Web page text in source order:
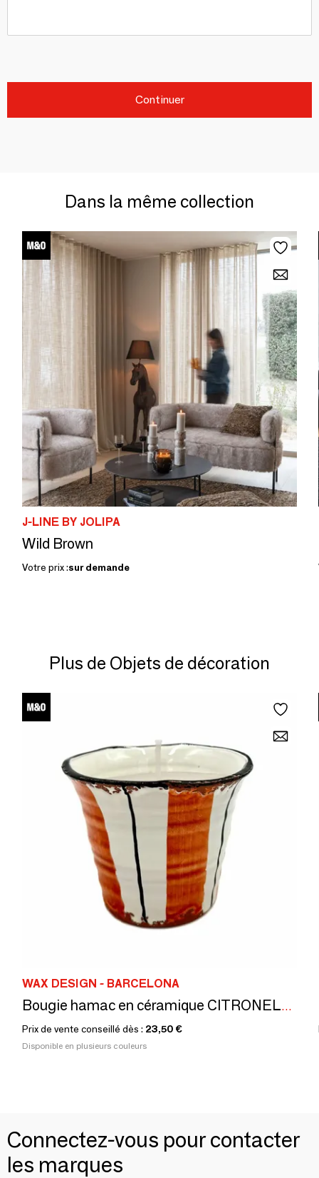
Continuer
Dans la même collection
J-LINE BY JOLIPA
Wild Brown
Votre prix :sur demande
Plus de Objets de décoration
WAX DESIGN - BARCELONA
Bougie hamac en céramique CITRONELA taille M
Prix de vente conseillé dès : 23,50 €
Disponible en plusieurs couleurs
Connectez-vous pour contacter
les marques